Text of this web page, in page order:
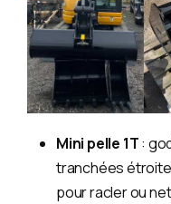
Mini pelle 1T:
tranchées
pour racler ou